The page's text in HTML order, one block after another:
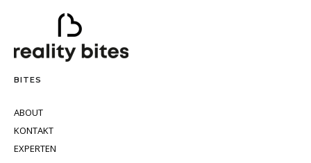
BITES
ABOUT
KONTAKT
EXPERTEN